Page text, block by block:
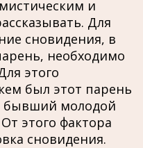
и
Для
сновидения, в
необходимо
этого
был этот парень
бывший молодой
этого фактора
сновидения.